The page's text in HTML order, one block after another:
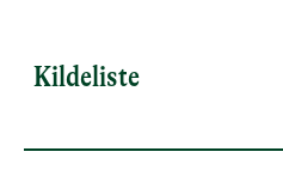
Kildeliste